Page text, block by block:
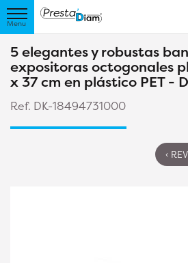
5 elegantes y robustas
expositoras octogonales
x 37 cm en plástico PET -
Ref. DK-18494731000
‹